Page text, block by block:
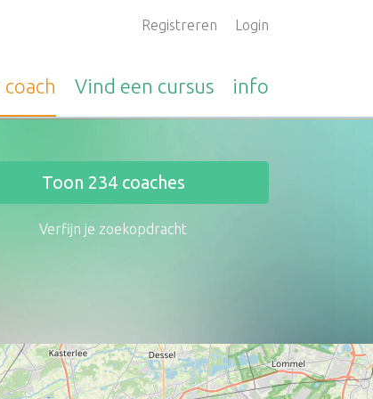
Registreren Login
coach Vind een cursus info
Toon 234coaches
Verfijn je zoekopdracht